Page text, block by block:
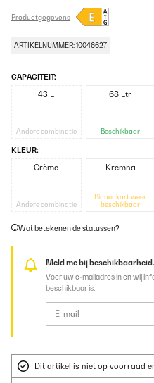
Productgegevens
ARTIKELNUMMER: 10046627
CAPACITEIT:
43 L
Andere combinatie
68 Ltr
Beschikbaar
KLEUR:
Crème
Andere combinatie
Kremna
Binnenkort weer
beschikbaar
Wat betekenen de statussen?
Meld me bij beschikbaarheid.
Voer uw e-mailadres in en wij
beschikbaar is.
Dit artikel is niet op voorraad